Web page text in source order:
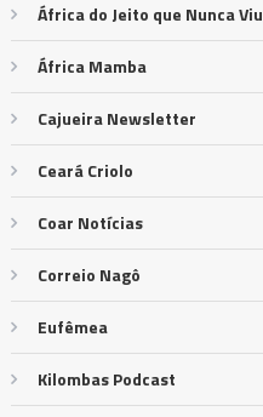
África do Jeito que Nunca Viu
África Mamba
Cajueira Newsletter
Ceará Criolo
Coar Notícias
Correio Nagô
Eufêmea
Kilombas Podcast